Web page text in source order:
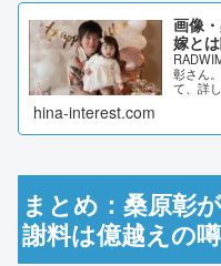
画像
嫁と
彰さん
て、詳
hina-interest.com
まとめ：桑原彰
謝料は億越えの